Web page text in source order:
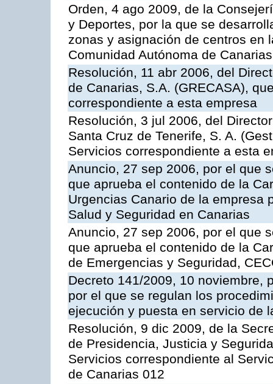
Orden, 4 ago 2009, de la
y Deportes, por la que se
zonas y asignación de centros en
Comunidad Autónoma de Canarias
Resolución, 11 abr 2006, del
de Canarias, S.A. (GRECASA),
correspondiente a esta empresa
Resolución, 3 jul 2006, del
Santa Cruz de Tenerife, S. A.
Servicios correspondiente a esta
Anuncio, 27 sep 2006, por el que
que aprueba el contenido de la
Urgencias Canario de la empresa
Salud y Seguridad en Canarias
Anuncio, 27 sep 2006, por el que
que aprueba el contenido de la
de Emergencias y Seguridad,
Decreto 141/2009, 10 noviembre,
por el que se regulan los
ejecución y puesta en servicio de
Resolución, 9 dic 2009, de la
de Presidencia, Justicia y
Servicios correspondiente al
de Canarias 012